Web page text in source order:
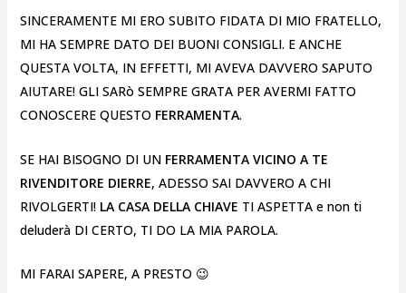
SINCERAMENTE MI ERO SUBITO FIDATA DI MIO FRATELLO,
MI HA SEMPRE DATO DEI BUONI CONSIGLI. E ANCHE
QUESTA VOLTA, IN EFFETTI, MI AVEVA DAVVERO SAPUTO
AIUTARE! GLI SARò SEMPRE GRATA PER AVERMI FATTO
CONOSCERE QUESTO FERRAMENTA.
SE HAI BISOGNO DI UN FERRAMENTA VICINO A TE
RIVENDITORE DIERRE, ADESSO SAI DAVVERO A CHI
RIVOLGERTI! LA CASA DELLA CHIAVE TI ASPETTA e non ti
deluderà DI CERTO, TI DO LA MIA PAROLA.
MI FARAI SAPERE, A PRESTO 😉